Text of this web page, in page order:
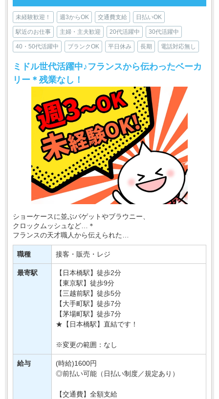
未経験歓迎！ 週3からOK 交通費支給 日払いOK
駅近のお仕事 主婦・主夫歓迎 20代活躍中 30代活躍中
40・50代活躍中 ブランクOK 平日休み 長期 電話対応無し
ミドル世代活躍中♪フランスから伝わったベーカ
リー＊残業なし！
ショーケースに並ぶバゲットやブラウニー、
クロックムッシュなど…＊
フランスの天才職人から伝えられた
伝統製法のパンを販売しているお店です♪
日本橋駅直結のショッピングビル内の店舗で
あなたのことをお・・・
職種 接客・販売・レジ
最寄駅
【日本橋駅】徒歩2分
【東京駅】徒歩9分
【三越前駅】徒歩5分
【大手町駅】徒歩7分
【茅場町駅】徒歩7分
★【日本橋駅】直結です！
※変更の範囲：なし
給与
(時給)1600円
◎前払い可能（日払い制度／規定あり）
【交通費】全額支給